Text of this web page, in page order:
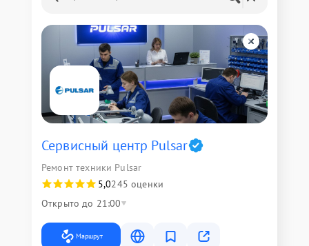
Сервисный центр Pulsar
Ремонт техники Pulsar
5,0245 оценки
Открыто до 21:00
Маршрут